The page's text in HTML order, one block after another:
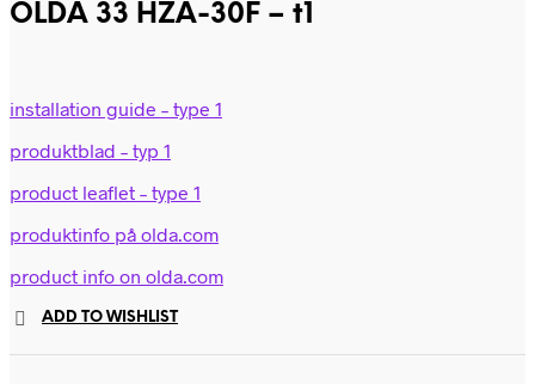
OLDA 33 HZA-30F – t1
installation guide – type 1
produktblad – typ 1
product leaflet – type 1
produktinfo på olda.com
product info on olda.com
ADD TO WISHLIST